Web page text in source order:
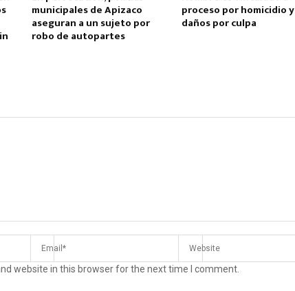
municipales de Apizaco
aseguran a un sujeto por
robo de autopartes
proceso por homicidio y
daños por culpa
website in this browser for the next time I comment.